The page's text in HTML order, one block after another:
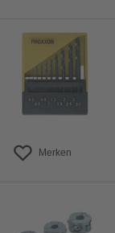
Merken